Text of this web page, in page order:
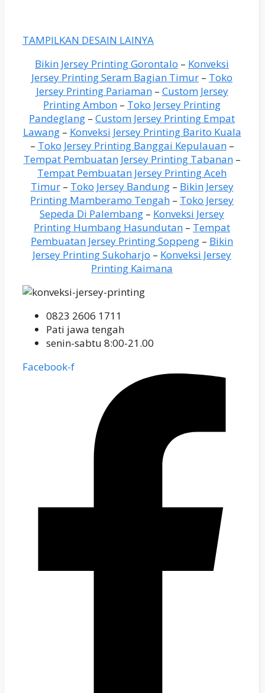
TAMPILKAN DESAIN LAINYA
Bikin Jersey Printing Gorontalo – Konveksi
Jersey Printing Seram Bagian Timur – Toko
Jersey Printing Pariaman– Custom Jersey
Printing Ambon – Toko Jersey Printing
Pandeglang – Custom Jersey Printing Empat
Lawang– Konveksi Jersey Printing Barito Kuala
– Toko Jersey Printing Banggai Kepulauan–
Tempat Pembuatan Jersey Printing Tabanan–
Tempat Pembuatan Jersey Printing Aceh
Timur– Toko Jersey Bandung– Bikin Jersey
Printing Mamberamo Tengah – Toko Jersey
Sepeda Di Palembang – Konveksi Jersey
Printing Humbang Hasundutan – Tempat
Pembuatan Jersey Printing Soppeng – Bikin
Jersey Printing Sukoharjo – Konveksi Jersey
Printing Kaimana
0823 2606 1711
Pati jawa tengah
senin-sabtu 8:00-21.00
Facebook-f